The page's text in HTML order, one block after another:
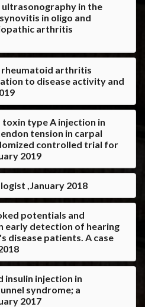
in the
in oligo and
arthritis
rheumatoid arthritis
to disease activity and
type A injection in
tension in carpal
controlled trial for
2019
,January 2018
potentials and
early detection of hearing
disease patients. A case
insulin injection in
syndrome; a
2017